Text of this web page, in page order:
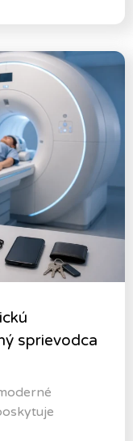
sprievodca